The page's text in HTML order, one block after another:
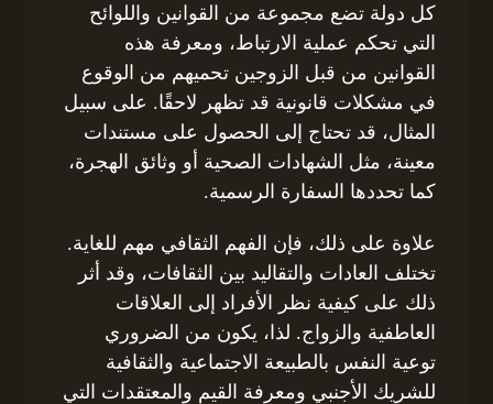
كل دولة تضع مجموعة من القوانين واللوائح
التي تحكم عملية الارتباط، ومعرفة هذه
القوانين من قبل الزوجين تحميهم من الوقوع
في مشكلات قانونية قد تظهر لاحقًا. على سبيل
المثال، قد تحتاج إلى الحصول على مستندات
معينة، مثل الشهادات الصحية أو وثائق الهجرة،
كما تحددها السفارة الرسمية.
علاوة على ذلك، فإن الفهم الثقافي مهم للغاية.
تختلف العادات والتقاليد بين الثقافات، وقد أثر
ذلك على كيفية نظر الأفراد إلى العلاقات
العاطفية والزواج. لذا، يكون من الضروري
توعية النفس بالطبيعة الاجتماعية والثقافية
للشريك الأجنبي ومعرفة القيم والمعتقدات التي